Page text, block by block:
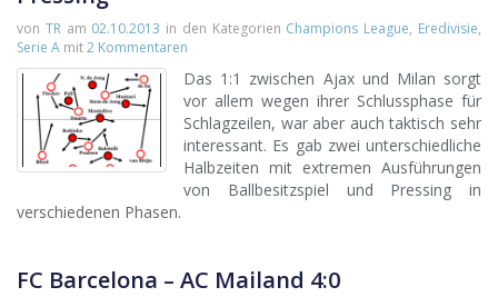
von TRam 02.10.2013 in den Kategorien Champions League, Eredivisie,
Serie A mit2 Kommentaren
Das 1:1 zwischen Ajax und Milan sorgt
vor allem wegen ihrer Schlussphase für
Schlagzeilen, war aber auch taktisch sehr
interessant. Es gab zwei unterschiedliche
Halbzeiten mit extremen Ausführungen
von Ballbesitzspiel und Pressing in
verschiedenen Phasen.
FC Barcelona – AC Mailand 4:0